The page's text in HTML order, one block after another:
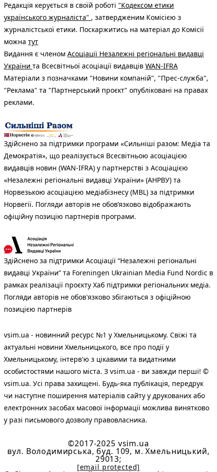
Редакція керується в своїй роботі "Кодексом етики
українського журналіста" , затвердженим Комісією з
журналістської етики. Поскаржитись на матеріал до Комісії
можна тут
Видання є членом Асоціації Незалежні регіональні видавці
України та Всесвітньої асоціації видавців WAN-IFRA
Матеріали з позначками "Новини компаній", "Прес-служба",
"Реклама" та "Партнерський проєкт" опубліковані на правах
реклами.
Здійснено за підтримки програми «Сильніші разом: Медіа та
Демократія», що реалізується Всесвітньою асоціацією
видавців новин (WAN-IFRA) у партнерстві з Асоціацією
«Незалежні регіональні видавці України» (АНРВУ) та
Норвезькою асоціацією медіабізнесу (MBL) за підтримки
Норвегії. Погляди авторів не обов’язково відображають
офіційну позицію партнерів програми.
Здійснено за підтримки Асоціації “Незалежні регіональні
видавці України” та Foreningen Ukrainian Media Fund Nordic в
рамках реалізації проєкту Хаб підтримки регіональних медіа.
Погляди авторів не обов'язково збігаються з офіційною
позицією партнерів
vsim.ua - новинний ресурс №1 у Хмельницькому. Свіжі та
актуальні новини Хмельницького, все про події у
Хмельницькому, інтерв'ю з цікавими та видатними
особистостями нашого міста. З vsim.ua - ви завжди перші! ©
vsim.ua. Усі права захищені. Будь-яка публiкацiя, передрук
чи наступне поширення матеріалів сайту у друкованих або
електронних засобах масової інформації можлива винятково
у разі письмового дозволу правовласника.
©2017-2025 vsim.ua
вул. Володимирська, буд. 109, м. Хмельницький,
29013;
[email protected]